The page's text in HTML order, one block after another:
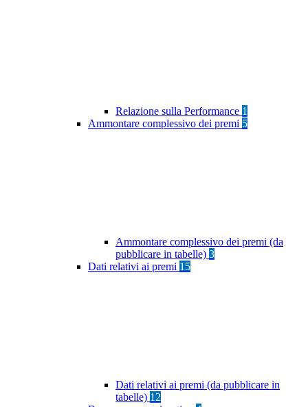
Relazione sulla Performance 1
Ammontare complessivo dei premi 5
Ammontare complessivo dei premi (da
pubblicare in tabelle) 3
Dati relativi ai premi 15
Dati relativi ai premi (da pubblicare in
tabelle) 12